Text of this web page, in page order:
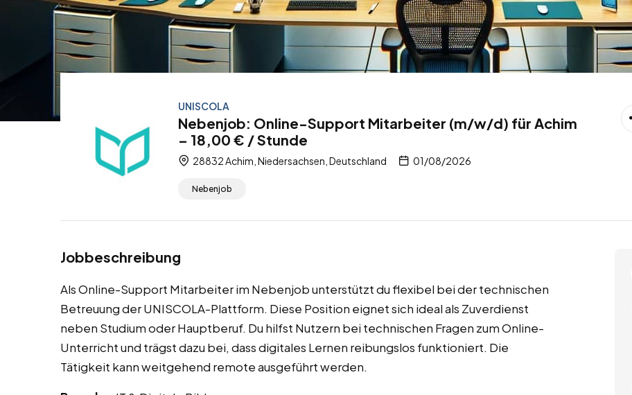
UNISCOLA
Nebenjob: Online-Support Mitarbeiter (m/w/d) für Achim
– 18,00 € / Stunde
28832 Achim, Niedersachsen, Deutschland 01/08/2026
Nebenjob
Jobbeschreibung
Als Online-Support Mitarbeiter im Nebenjob unterstützt du flexibel bei der technischen
Betreuung der UNISCOLA-Plattform. Diese Position eignet sich ideal als Zuverdienst
neben Studium oder Hauptberuf. Du hilfst Nutzern bei technischen Fragen zum Online-
Unterricht und trägst dazu bei, dass digitales Lernen reibungslos funktioniert. Die
Tätigkeit kann weitgehend remote ausgeführt werden.